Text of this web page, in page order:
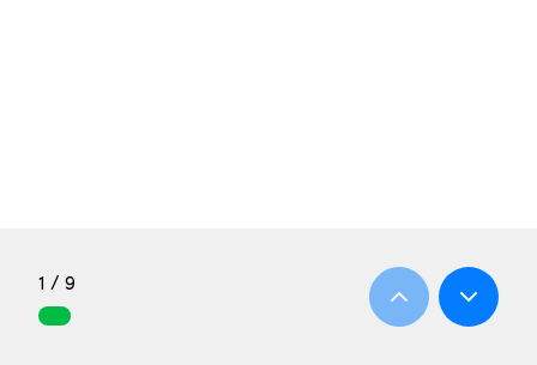
1 / 9